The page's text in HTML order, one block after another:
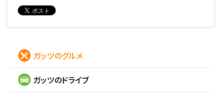
ガッツのグルメ
ガッツのドライブ